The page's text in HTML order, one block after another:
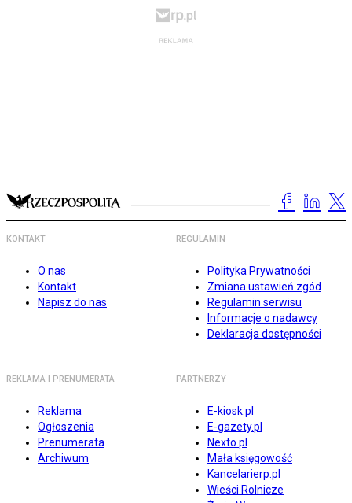
KONTAKT
O nas
Kontakt
Napisz do nas
REGULAMIN
Polityka Prywatności
Zmiana ustawień zgód
Regulamin serwisu
Informacje o nadawcy
Deklaracja dostępności
REKLAMA I PRENUMERATA
Reklama
Ogłoszenia
Prenumerata
Archiwum
PARTNERZY
E-kiosk.pl
E-gazety.pl
Nexto.pl
Mała księgowość
Kancelarierp.pl
Wieści Rolnicze